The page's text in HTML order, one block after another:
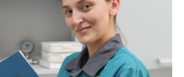
дистрибуции
ТМЦ и непрофильных активов
в области закупок
поставщику
и тренды
клиентов